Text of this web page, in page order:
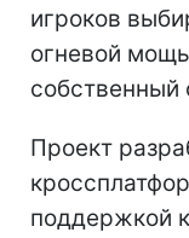
игроков
огневой
собственный
Проект
поддержкой